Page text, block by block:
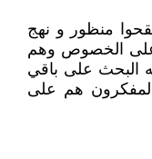
منظور و نهج
على الخصوص وهم
البحث على باقي
المفكرون هم على